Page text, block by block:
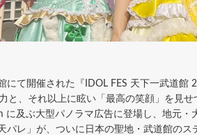
て開催された『IDOL FES 天下一武道
、それ以上に眩い「最高の笑顔」を見せ
及ぶ大型パノラマ広告に登場し、地元
パレ」が、ついに日本の聖地・武道館の